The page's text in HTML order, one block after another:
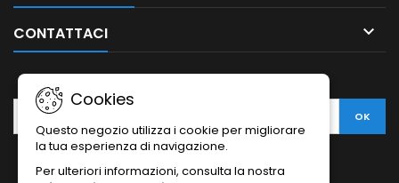
CONTATTACI 
Cookies
Questo negozio utilizza i cookie per migliorare
la tua esperienza di navigazione.
Per ulteriori informazioni, consulta la nostra
NEWSLETTER